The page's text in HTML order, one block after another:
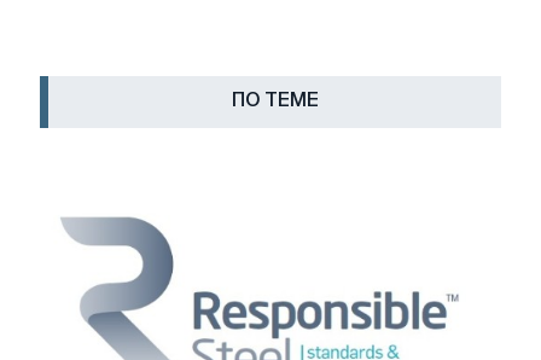
ПО ТЕМЕ